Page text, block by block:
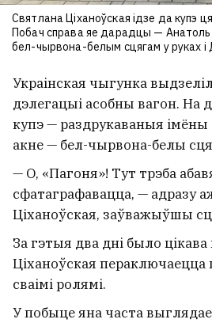
Святлана Ціханоўская ідзе да купэ
Побач справа яе дарадцы — Анатоль
бел-чырвона-белым сцягам у руках і
Украінская чыгунка
дэлегацыі асобны вагон. На
купэ — раздрукаваныя імёны
акне — бел-чырвона-белы
— О, «Пагоня»! Тут трэба
сфатаграфавацца, — адразу
Ціханоўская, заўважыўшы
За гэтыя два дні было цікава
Ціханоўская
сваімі ролямі.
У побыце яна часта